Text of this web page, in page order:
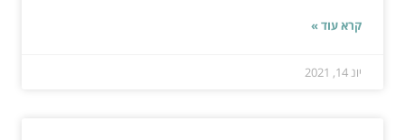
קרא עוד »
יונ 14, 2021